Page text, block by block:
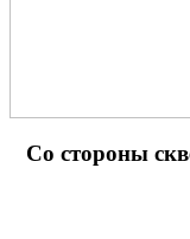
Cо стороны